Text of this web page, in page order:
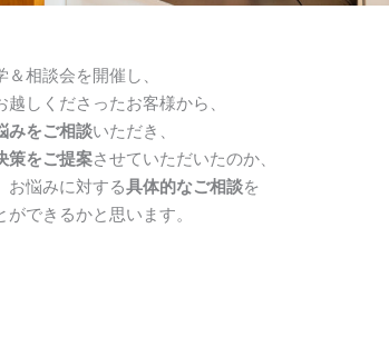
相談会を開催し、
しくださったお客様から、
みをご相談いただき、
策をご提案させていただいたのか、
お悩みに対する具体的なご相談を
できるかと思います。